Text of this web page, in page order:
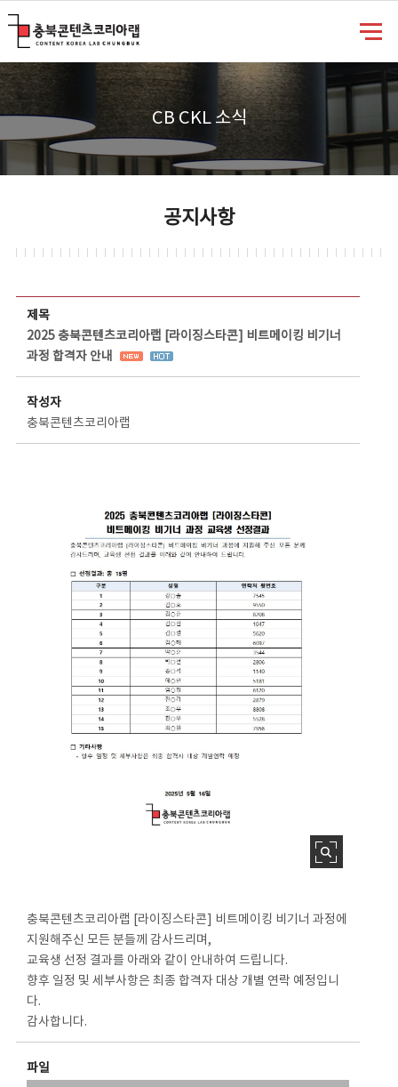
CB CKL 소식
공지사항
제목
2025 충북콘텐츠코리아랩 [라이징스타콘] 비트메이킹 비기너
과정 합격자 안내
작성자
충북콘텐츠코리아랩
충북콘텐츠코리아랩 [라이징스타콘] 비트메이킹 비기너 과정에
지원해주신 모든 분들께 감사드리며,
교육생 선정 결과를 아래와 같이 안내하여 드립니다.
향후 일정 및 세부사항은 최종 합격자 대상 개별 연락 예정입니
다.
감사합니다.
파일